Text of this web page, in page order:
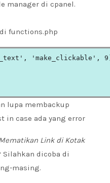
manager di cpanel.
functions.php
'make_clickable',
lupa membackup
in case ada yang error
Link di Kotak
Silahkan dicoba di
masing.